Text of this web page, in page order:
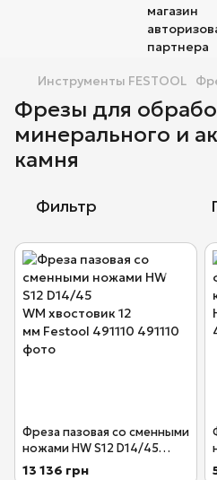
Инструменты FESTOOL
Фрезы для
минерального и
камня
Фильтр
Фреза пазовая со сменными
ножами HW S12 D14/45
WM хвостовик 12 мм Festool
13 136 грн